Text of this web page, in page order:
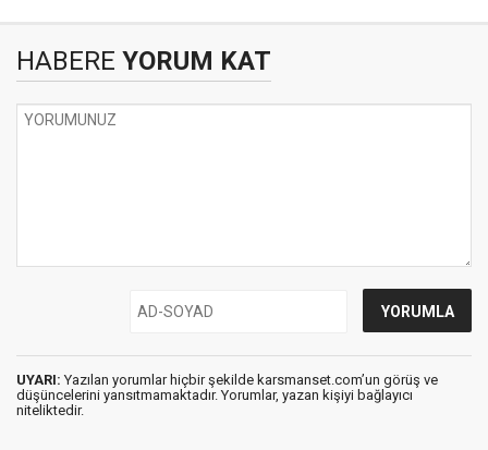
HABERE YORUM KAT
UYARI: Yazılan yorumlar hiçbir şekilde karsmanset.com’un görüş ve
düşüncelerini yansıtmamaktadır. Yorumlar, yazan kişiyi bağlayıcı
niteliktedir.